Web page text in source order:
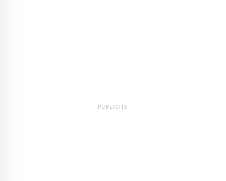
PUBLICITÉ